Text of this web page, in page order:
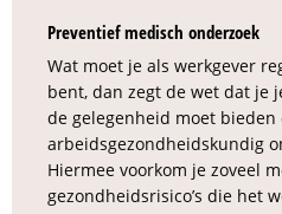
Preventief medisch onderzoek
Wat moet je als werkgever
bent, dan zegt de wet dat je
de gelegenheid moet bieden
arbeidsgezondheidskundig
Hiermee voorkom je zoveel
gezondheidsrisico’s die het